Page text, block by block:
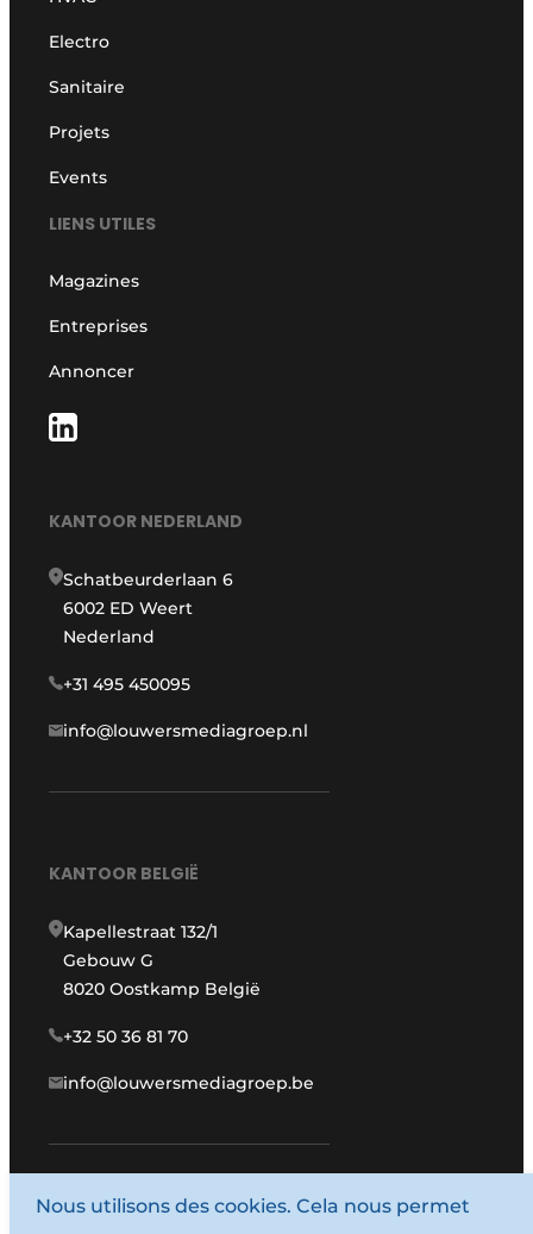
Electro
Sanitaire
Projets
Events
LIENS UTILES
Magazines
Entreprises
Annoncer
KANTOOR NEDERLAND
Schatbeurderlaan 6
6002 ED Weert
Nederland
+31 495 450095
info@louwersmediagroep.nl
KANTOOR BELGIË
Kapellestraat 132/1
Gebouw G
8020 Oostkamp België
+32 50 36 81 70
info@louwersmediagroep.be
www.louwersmediagroep.com
Nous utilisons des cookies. Cela nous permet